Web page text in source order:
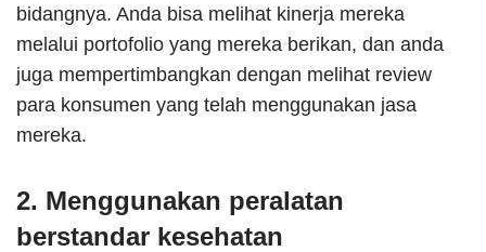
bidangnya. Anda bisa melihat kinerja mereka
melalui portofolio yang mereka berikan, dan anda
juga mempertimbangkan dengan melihat review
para konsumen yang telah menggunakan jasa
mereka.
2. Menggunakan peralatan
berstandar kesehatan